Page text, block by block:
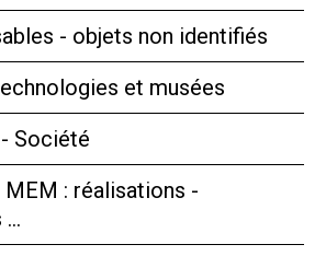
- objets non identifiés
et musées
Société
: réalisations -
…